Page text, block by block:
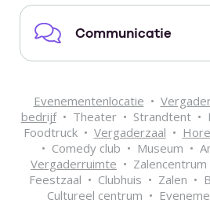
Communicatie
Evenementenlocatie •
bedrijf• Theater • Strandtent •
Foodtruck • Vergaderzaal •
• Comedy club • Museum •
Vergaderruimte •
Feestzaal • Clubhuis • Zalen •
Cultureel centrum •